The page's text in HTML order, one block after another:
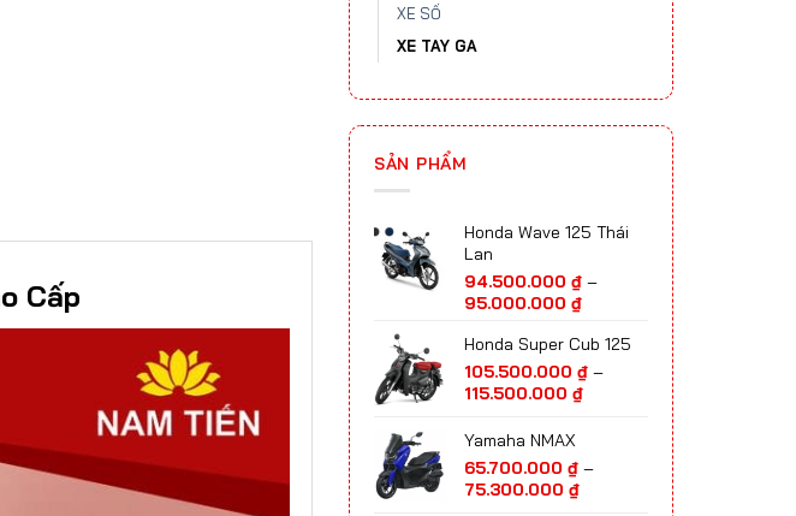
XE SỐ
XE TAY GA
SẢN PHẨM
Honda Wave 125 Thái
Lan
94.500.000 ₫ –
95.000.000 ₫Khoảng
từ
94.500.000 ₫
đến
95.000.000 ₫
Honda Super Cub 125
105.500.000 ₫ –
115.500.000 ₫Khoảng
105.500.000 ₫
115.500.000 ₫
Yamaha NMAX
65.700.000 ₫ –
75.300.000 ₫Khoảng
Cấp